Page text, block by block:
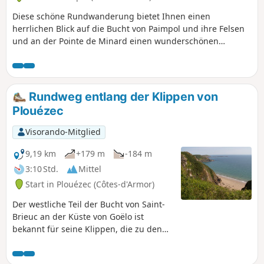
Diese schöne Rundwanderung bietet Ihnen einen
herrlichen Blick auf die Bucht von Paimpol und ihre Felsen
und an der Pointe de Minard einen wunderschönen
schön restaurierte Mühle von Craca und den hübschen
Hafen von Port Lazo bewundern, wo Sie am Strand
spazieren gehen und weiter entfernt kostenlos den
Skulpturenpark besuchen können. Die berühmten Treppen
von Porz Donan führen Sie zur Pointe de Minard. Der
Rückweg führt Sie von Weiler zu Weiler über oft
landwirtschaftlich genutzte Wege und durch sehr wilde
Täler.
Rundweg entlang der Klippen von
Plouézec
Visorando-Mitglied
9,19 km
+179 m
-184 m
3:10 Std.
Mittel
Start in Plouézec (Côtes-d'Armor)
Der westliche Teil der Bucht von Saint-
Brieuc an der Küste von Goëlo ist
bekannt für seine Klippen, die zu den
Plouha eine Höhe von 104 m erreichen.